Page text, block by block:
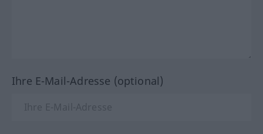
Ihre E-Mail-Adresse (optional)